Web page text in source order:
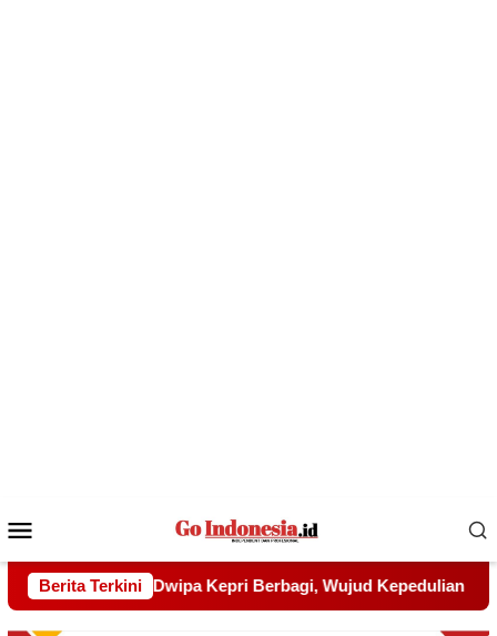
Mobile
Berita Terkini
Kepedulian kepada Pondok Tahfidz Yatim dan Dhuafa